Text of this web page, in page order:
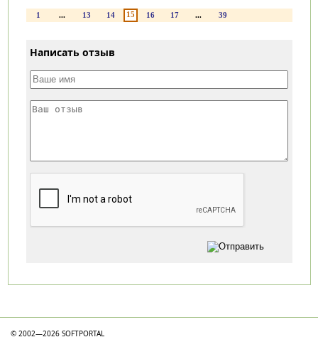
1 ... 13 14 15 16 17 ... 39
Написать отзыв
© 2002—2026 SOFTPORTAL